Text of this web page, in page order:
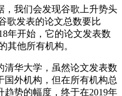
我们会发现谷歌上升势头
歌发表的论文总数要比
年开始，它的论文发表数
其他所有机构。
华大学，虽然论文发表数
外机构，但在所有机构总
势的幅度，终于在2019年